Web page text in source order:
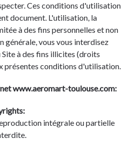
Ces conditions d'utilisation
document. L'utilisation, la
à des fins personnelles et non
générale, vous vous interdisez
à des fins illicites (droits
présentes conditions d'utilisation.
www.aeromart-toulouse.com:
intégrale ou partielle